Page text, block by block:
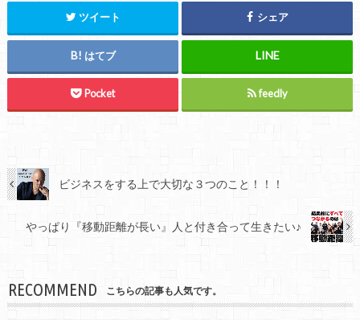
ツイート シェア
はてブ
Pocket feedly
ビジネスをする上で大切な３つのこと！！！
やっぱり『移動距離が長い』人と付き合って生きたい♪
RECOMMEND こちらの記事も人気です。